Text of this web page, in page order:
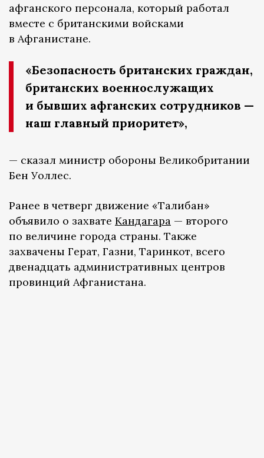
афганского персонала, который работал
вместе с британскими войсками
в Афганистане.
«Безопасность британских граждан,
британских военнослужащих
и бывших афганских сотрудников —
наш главный приоритет»,
— сказал министр обороны Великобритании
Бен Уоллес.
Ранее в четверг движение «Талибан»
объявило о захвате Кандагара — второго
по величине города страны. Также
захвачены Герат, Газни, Таринкот, всего
двенадцать административных центров
провинций Афганистана.